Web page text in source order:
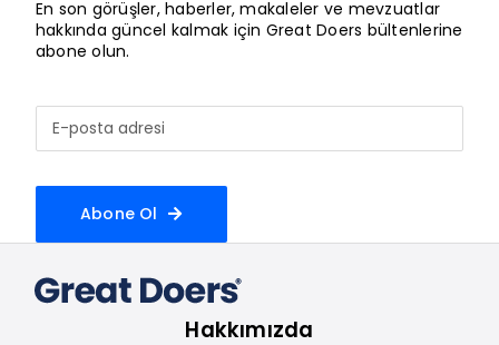
En son görüşler, haberler, makaleler ve mevzuatlar
hakkında güncel kalmak için Great Doers bültenlerine
abone olun.
Abone Ol
Hakkımızda